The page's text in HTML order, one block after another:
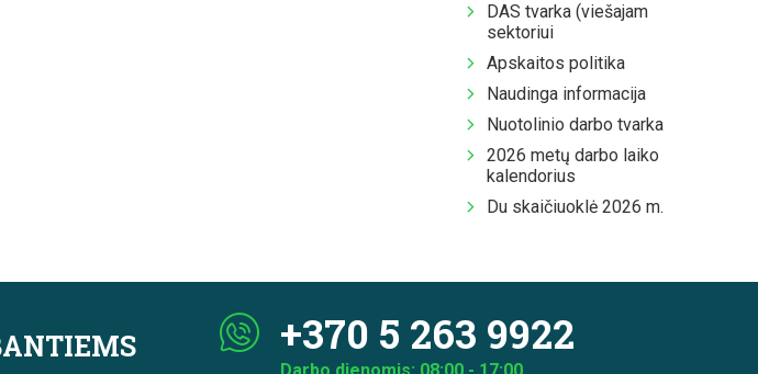
DAS tvarka (viešajam
sektoriui
Apskaitos politika
Naudinga informacija
Nuotolinio darbo tvarka
2026 metų darbo laiko
kalendorius
Du skaičiuoklė 2026 m.
+370 5 263 9922